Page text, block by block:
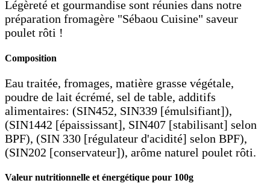
Légèreté et gourmandise sont réunies dans notre
préparation fromagère "Sébaou Cuisine" saveur
poulet rôti !
Composition
Eau traitée, fromages, matière grasse végétale,
poudre de lait écrémé, sel de table, additifs
alimentaires: (SIN452, SIN339 [émulsifiant]),
(SIN1442 [épaississant], SIN407 [stabilisant] selon
BPF), (SIN 330 [régulateur d'acidité] selon BPF),
(SIN202 [conservateur]), arôme naturel poulet rôti.
Valeur nutritionnelle et énergétique pour 100g